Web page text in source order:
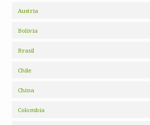
Austria
Bolivia
Brasil
Chile
China
Colombia